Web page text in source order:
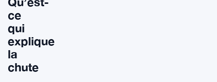
ce
qui
explique
la
chute